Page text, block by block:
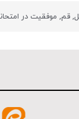
,قم, موفقیت در